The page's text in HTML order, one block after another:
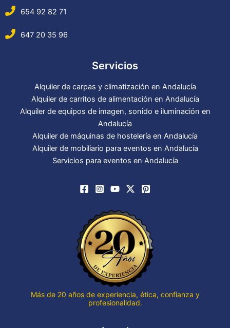
654 92 82 71
647 20 35 96
Servicios
Alquiler de carpas y climatización en Andalucía
Alquiler de carritos de alimentación en Andalucía
Alquiler de equipos de imagen, sonido e iluminación en
Andalucía
Alquiler de máquinas de hostelería en Andalucía
Alquiler de mobiliario para eventos en Andalucía
Servicios para eventos en Andalucía
Más de 20 años de experiencia, ética, confianza y
profesionalidad.